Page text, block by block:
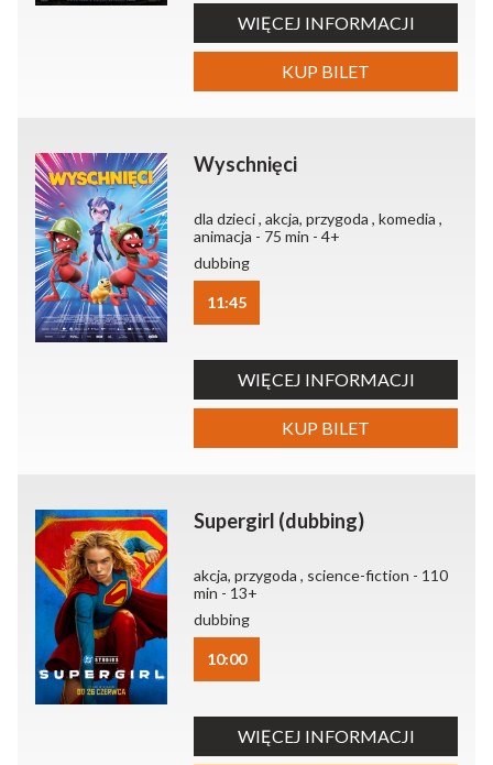
WIĘCEJ INFORMACJI
KUP BILET
Wyschnięci
dla dzieci , akcja, przygoda , komedia ,
animacja - 75 min - 4+
dubbing
11:45
WIĘCEJ INFORMACJI
KUP BILET
Supergirl (dubbing)
akcja, przygoda , science-fiction - 110
min - 13+
dubbing
10:00
WIĘCEJ INFORMACJI